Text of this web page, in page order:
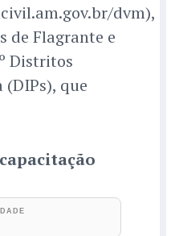
dvm),
de Flagrante e
Distritos
que